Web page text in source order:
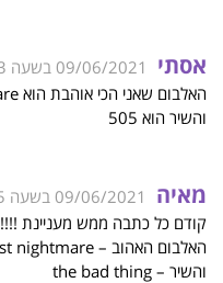
אסתי 09/06/2021 בשעה 21:33
האלבום שאני הכי אוהבת הוא favorite worst nightmare
והשיר הוא 505
מאיה 09/06/2021 בשעה 21:35
קודם כל כתבה ממש מעניינת !!!!
האלבום האהוב – favorite worst nightmare
והשיר – the bad thing